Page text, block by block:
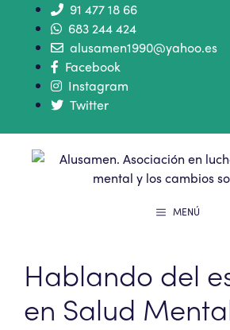
91 477 18 66
683 244 424
alusamen1990@yahoo.es
Facebook
Instagram
Twitter
MENÚ
Hablando del
en Salud